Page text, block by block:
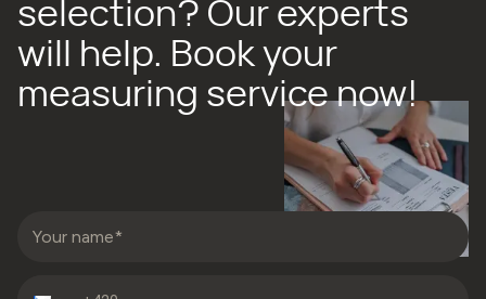
selection? Our experts
will help. Book your
measuring service now!